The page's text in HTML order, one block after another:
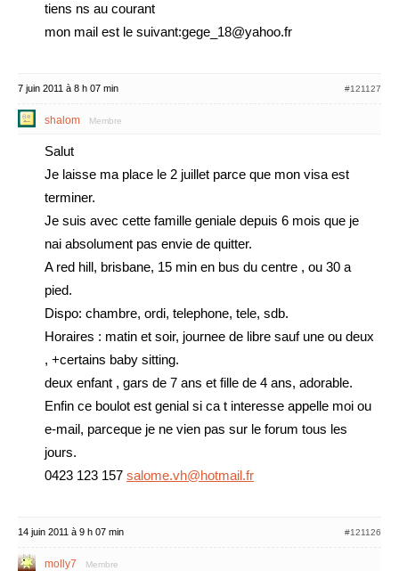
tiens ns au courant
mon mail est le suivant:gege_18@yahoo.fr
7 juin 2011 à 8 h 07 min #121127
shalom Membre
Salut
Je laisse ma place le 2 juillet parce que mon visa est
terminer.
Je suis avec cette famille geniale depuis 6 mois que je
nai absolument pas envie de quitter.
A red hill, brisbane, 15 min en bus du centre , ou 30 a
pied.
Dispo: chambre, ordi, telephone, tele, sdb.
Horaires : matin et soir, journee de libre sauf une ou deux
, +certains baby sitting.
deux enfant , gars de 7 ans et fille de 4 ans, adorable.
Enfin ce boulot est genial si ca t interesse appelle moi ou
e-mail, parceque je ne vien pas sur le forum tous les
jours.
0423 123 157 salome.vh@hotmail.fr
14 juin 2011 à 9 h 07 min #121126
molly7 Membre